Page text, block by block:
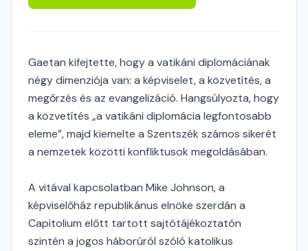
Gaetan kifejtette, hogy a vatikáni diplomáciának
négy dimenziója van: a képviselet, a közvetítés, a
megőrzés és az evangelizáció. Hangsúlyozta, hogy
a közvetítés „a vatikáni diplomácia legfontosabb
eleme”, majd kiemelte a Szentszék számos sikerét
a nemzetek közötti konfliktusok megoldásában.
A vitával kapcsolatban Mike Johnson, a
képviselőház republikánus elnöke szerdán a
Capitolium előtt tartott sajtótájékoztatón
szintén a jogos háborúról szóló katolikus